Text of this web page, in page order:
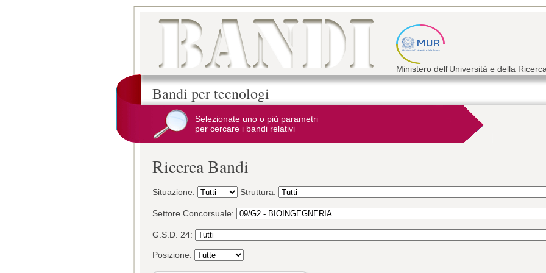
Ministero dell'Università e della
Bandi per tecnologi
Selezionate uno o più parametri
per cercare i bandi relativi
Ricerca Bandi
Situazione: Struttura:
Settore Concorsuale:
G.S.D. 24:
Posizione: